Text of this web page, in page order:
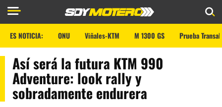
ES NOTICIA: ONU Viñales-KTM M 1300 GS Prueba
Así será la futura KTM 990
Adventure: look rally y
sobradamente endurera